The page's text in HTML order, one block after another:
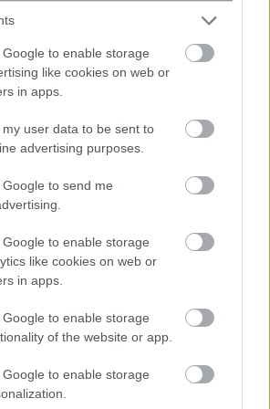
to enable storage
like cookies on web or
in apps.
user data to be sent to
advertising purposes.
to send me
to enable storage
like cookies on web or
in apps.
to enable storage
of the website or app.
to enable storage
Αττικής λογίζεται ως μια πόλη,
Συγκρότημα Θεσσαλονίκης.
την επιβολή του τέλους
πρόσωπα που ασκούν ατομική
ή ελευθέριο επάγγελμα και
ίση ή μεγαλύτερη του 80%.
της δραστηριότητας μέσα
λειτουργίας της επιχείρησης ή
ημερών λογίζεται ως μήνας.
τις υποχρεώσεις καταβολής του
για τουριστικούς τόπους,
και ελεύθεροι
ασκούν τη δραστηριότητά τους σε
έως 500 κατοίκους και σε νησιά
Επίσης εξαιρούνται